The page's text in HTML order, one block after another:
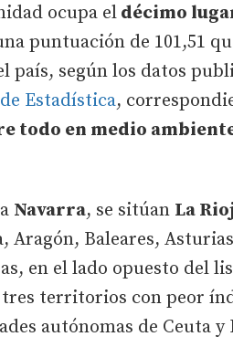
ocupa el décimo
puntuación de 101,51
país, según los datos
Estadística,
todo en medio
Navarra, se sitúan La
Aragón, Baleares,
en el lado opuesto del
territorios con peor
autónomas de Ceuta